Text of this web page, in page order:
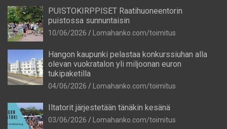
PUISTOKIRPPISET Raatihuoneentorin
puistossa sunnuntaisin
10/06/2026 Lomahanko.com/toimitus
Hangon kaupunki pelastaa konkurssiuhan alla
olevan vuokratalon yli miljoonan euron
tukipaketilla
04/06/2026 Lomahanko.com/toimitus
Iltatorit järjestetään tänäkin kesänä
03/06/2026 Lomahanko.com/toimitus